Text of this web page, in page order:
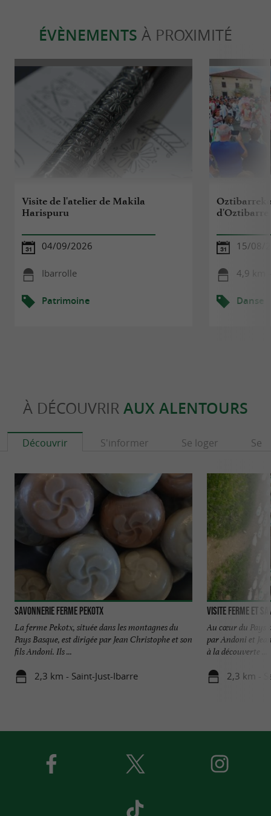
ÉVÈNEMENTS À PROXIMITÉ
Visite de l'atelier de Makila
Harispuru
04/09/2026
Ibarrolle
Patrimoine
d'Oztibarre
15/08/
4,9 km
Danse
À DÉCOUVRIR AUX ALENTOURS
Découvrir S'informer Se loger Se
SAVONNERIE FERME PEKOTX
La ferme Pekotx, située dans les montagnes du
Pays Basque, est dirigée par Jean Christophe et son
fils Andoni. Ils ...
2,3 km - Saint-Just-Ibarre
Visite Ferme et
Au cœur du Pays
par Andoni et
à la découverte ...
2,3 km -